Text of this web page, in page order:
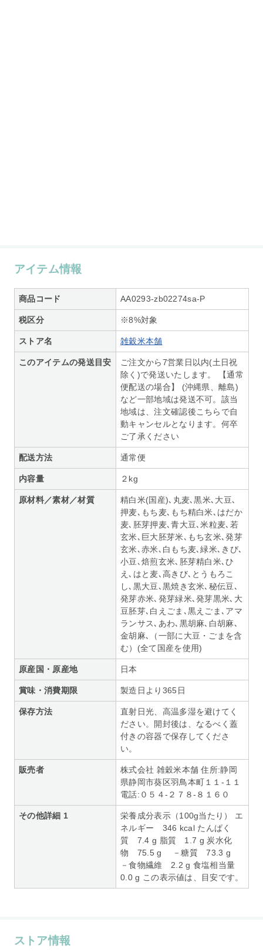
アイテム情報
商品コード AA0293-zb02274sa-P
税区分 ※8%対象
ストア名 雑穀米本舗
このアイテムの発送目安
ご注文から7営業日以内(土日祝
除く)で発送いたします。 【通常
便配送の場合】 (沖縄県、離島)
など一部地域は発送不可。該当
地域は、注文確認後こちらで自
動キャンセルとなります。何卒
ご了承ください
配送方法 通常便
内容量 ２kg
原材料／素材／材質
精白米(国産)､丸麦､黒米､大豆､
押麦､もち麦､もち精白米､はだか
麦､胚芽押麦､青大豆､米粒麦､若
玄米､巨大胚芽米､もち玄米､発芽
玄米､赤米､白もち麦､緑米､きび､
小豆､焙煎玄米､胚芽精白米､ひ
え､はと麦､高きび､とうもろこ
し､黒大豆､黒焼き玄米､秘伝豆､
発芽赤米､発芽緑米､発芽黒米､大
豆胚芽､白えごま､黒えごま､アマ
ランサス､あわ､黒胡麻､白胡麻､
金胡麻､（一部に大豆・ごまを含
む）(全て国産を使用)
原産国・原産地 日本
賞味・消費期限 製造日より365日
保存方法
直射日光、高温多湿を避けてく
ださい。開封後は、なるべく蓋
付きの容器で保存してくださ
い。
販売者
株式会社 雑穀米本舗 住所:静岡
県静岡市葵区羽鳥本町１１-１１
電話:０５４-２７８-８１６０
その他詳細 1
栄養成分表示（100g当たり） エ
ネルギー 346 kcal たんぱく
質 7.4 g 脂質 1.7 g 炭水化
物 75.5 g －糖質 73.3 g
－食物繊維 2.2 g 食塩相当量
0.0 g この表示値は、目安です。
ストア情報